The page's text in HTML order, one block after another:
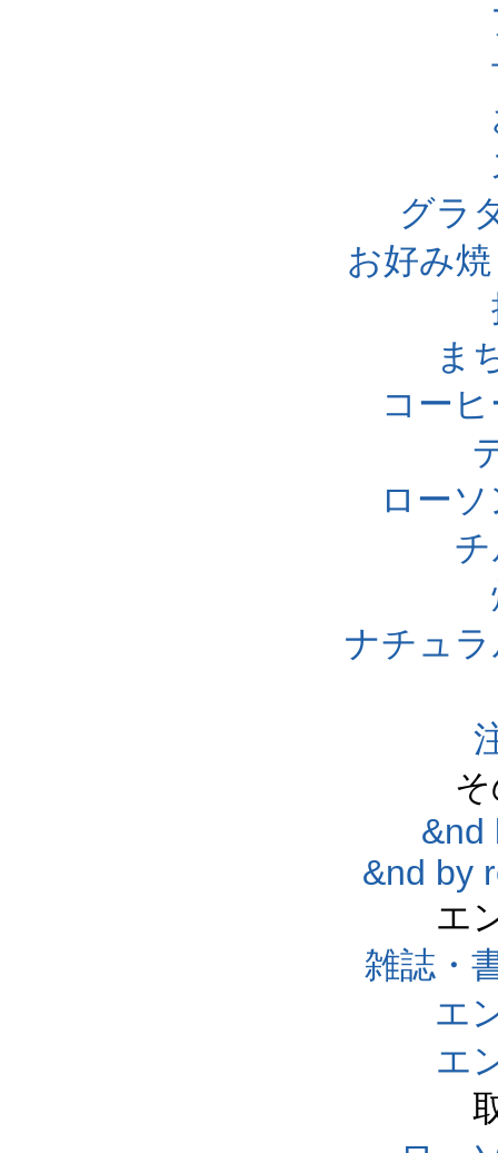
グラ
お好み
ま
コー
ロー
ナチュ
&nd
&nd by
エ
雑誌・
エ
エ